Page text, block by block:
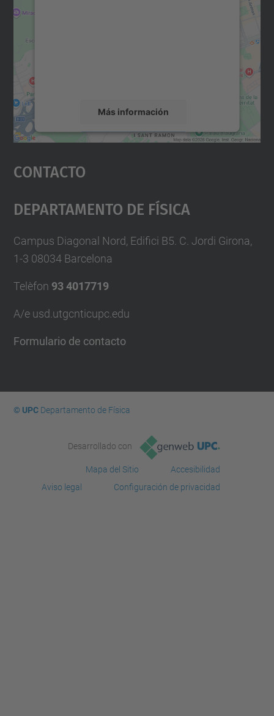
Más información
Aceptar
powered by
Contacto
Departamento De Física
Campus Diagonal Nord, Edifici B5. C. Jordi Girona,
1-3 08034 Barcelona
Telèfon 93 4017719
A/e usd.utgcnticupc.edu
Formulario de contacto
© UPCDepartamento de Física
Desarrollado con
Mapa del Sitio
Accesibilidad
Aviso legal
Configuración de privacidad